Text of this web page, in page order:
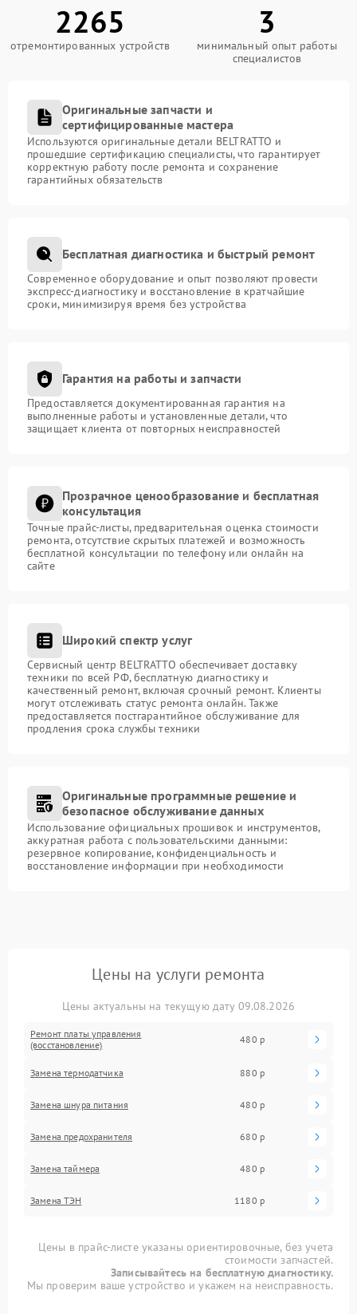
2265
отремонтированных устройств
3
минимальный опыт работы
специалистов
Оригинальные запчасти и
сертифицированные мастера
Используются оригинальные детали BELTRATTO и
прошедшие сертификацию специалисты, что гарантирует
корректную работу после ремонта и сохранение
гарантийных обязательств
Бесплатная диагностика и быстрый ремонт
Современное оборудование и опыт позволяют провести
экспресс-диагностику и восстановление в кратчайшие
сроки, минимизируя время без устройства
Гарантия на работы и запчасти
Предоставляется документированная гарантия на
выполненные работы и установленные детали, что
защищает клиента от повторных неисправностей
Прозрачное ценообразование и бесплатная
консультация
Точные прайс-листы, предварительная оценка стоимости
ремонта, отсутствие скрытых платежей и возможность
бесплатной консультации по телефону или онлайн на
сайте
Широкий спектр услуг
Сервисный центр BELTRATTO обеспечивает доставку
техники по всей РФ, бесплатную диагностику и
качественный ремонт, включая срочный ремонт. Клиенты
могут отслеживать статус ремонта онлайн. Также
предоставляется постгарантийное обслуживание для
продления срока службы техники
Оригинальные программные решение и
безопасное обслуживание данных
Использование официальных прошивок и инструментов,
аккуратная работа с пользовательскими данными:
резервное копирование, конфиденциальность и
восстановление информации при необходимости
Цены на услуги ремонта
Цены актуальны на текущую дату 09.08.2026
Ремонт платы управления
(восстановление)
480 р
Замена термодатчика 880 р
Замена шнура питания 480 р
Замена предохранителя 680 р
Замена таймера 480 р
Замена ТЭН 1180 р
Цены в прайс-листе указаны ориентировочные, без учета
стоимости запчастей.
Записывайтесь на бесплатную диагностику.
Мы проверим ваше устройство и укажем на неисправность.